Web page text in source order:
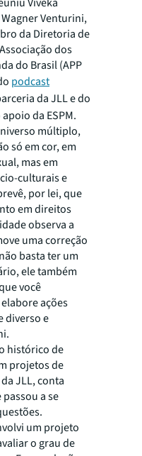
Wagner Venturini,
da Diretoria de
dos
do Brasil (APP
podcast
da JLL e do
da ESPM.
múltiplo,
só em cor, em
mas em
culturais e
por lei, que
em direitos
observa a
uma correção
basta ter um
ele também
você
ações
diverso e
histórico de
projetos de
JLL, conta
a se
um projeto
o grau de